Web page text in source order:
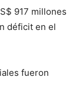
917 millones
déficit en el
fueron